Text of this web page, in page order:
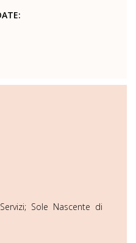
Sole Nascente di